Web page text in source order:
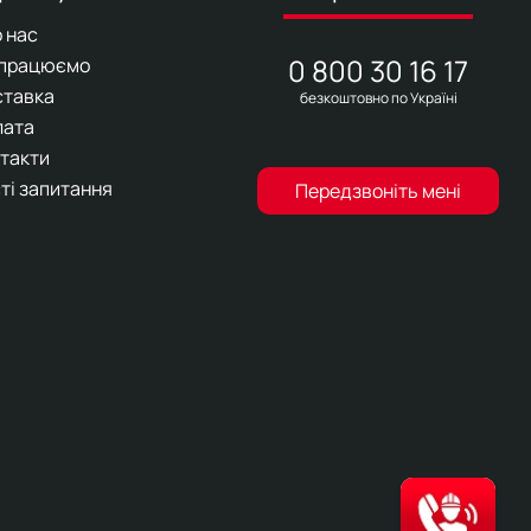
нас
запитання
0 800 30 16 17
безкоштовно по Україні
Передзвоніть мені